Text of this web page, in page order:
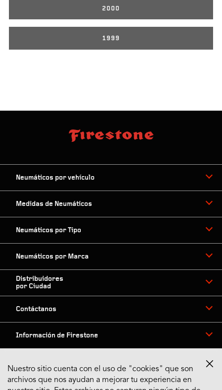
2000
1999
Neumáticos por vehículo
Medidas de Neumáticos
Neumáticos por Tipo
Neumáticos por Marca
Distribuidores
por Ciudad
Contáctanos
Información de Firestone
Síguenos en Redes
Nuestro sitio cuenta con el uso de "cookies" que son
archivos que nos ayudan a mejorar tu experiencia en